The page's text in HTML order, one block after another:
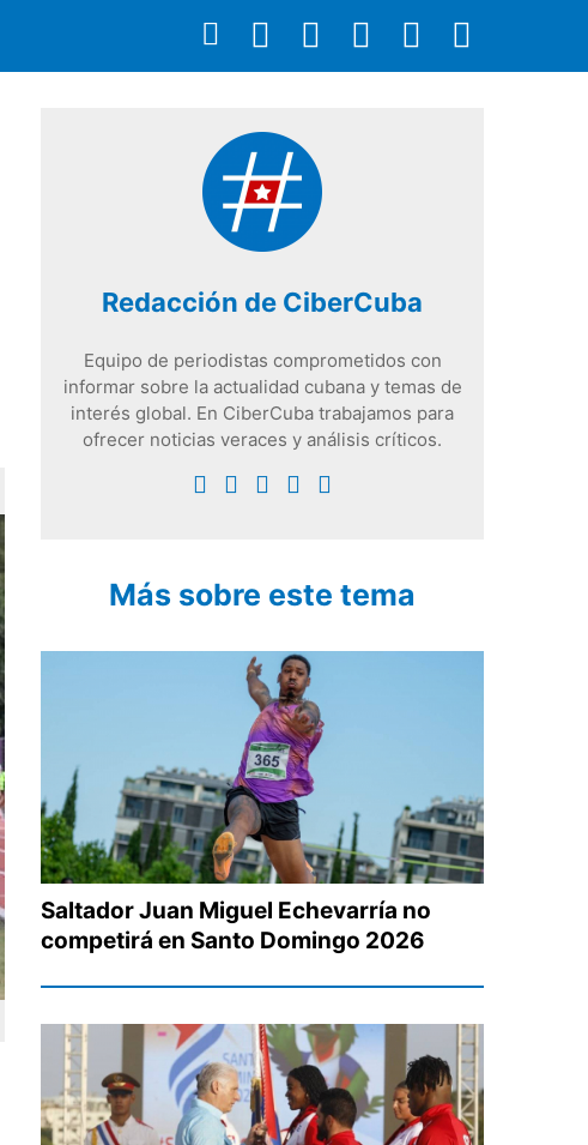
Redacción de CiberCuba
Equipo de periodistas comprometidos con
informar sobre la actualidad cubana y temas de
interés global. En CiberCuba trabajamos para
ofrecer noticias veraces y análisis críticos.
Más sobre este tema
Saltador Juan Miguel Echevarría no
competirá en Santo Domingo 2026